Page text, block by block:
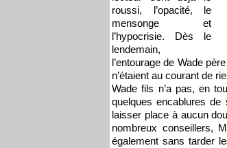
roussi, l’opacité, le
mensonge et
l’hypocrisie. Dès le
lendemain,
l’entourage de Wade
n’étaient au courant de
Wade fils n’a pas, en
quelques encablures de
laisser place à aucun
nombreux conseillers,
également sans tarder